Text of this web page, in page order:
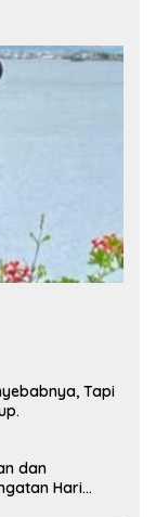
Tapi
dan
Hari